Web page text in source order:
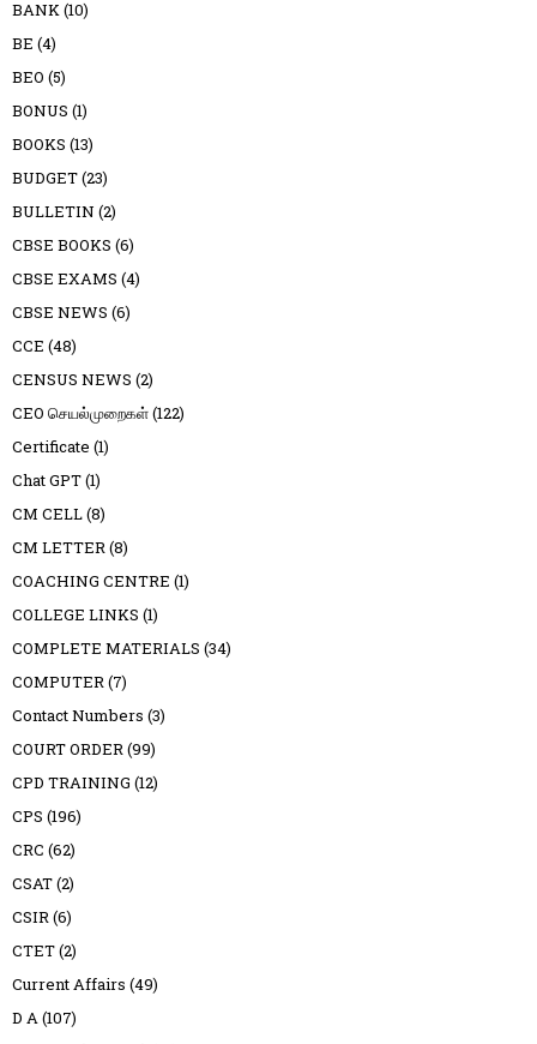
BANK (10)
BE (4)
BEO (5)
BONUS (1)
BOOKS (13)
BUDGET(23)
BULLETIN (2)
CBSE BOOKS (6)
CBSE EXAMS (4)
CBSE NEWS (6)
CCE (48)
CENSUS NEWS (2)
CEO செயல்முறைகள்(122)
Certificate (1)
Chat GPT(1)
CM CELL(8)
CM LETTER (8)
COACHING CENTRE (1)
COLLEGE LINKS (1)
COMPLETE MATERIALS (34)
COMPUTER (7)
Contact Numbers (3)
COURT ORDER (99)
CPD TRAINING (12)
CPS (196)
CRC (62)
CSAT(2)
CSIR (6)
CTET(2)
Current Affairs (49)
D A (107)